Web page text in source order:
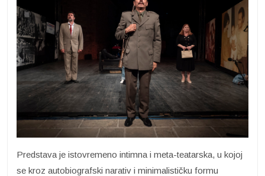
Predstava je istovremeno intimna i meta-teatarska, u kojoj
se kroz autobiografski narativ i minimalističku formu